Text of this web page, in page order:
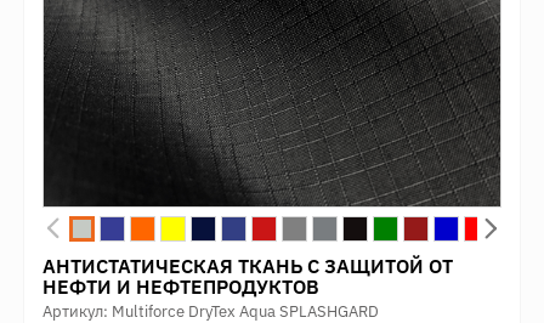
АНТИСТАТИЧЕСКАЯ ТКАНЬ С ЗАЩИТОЙ ОТ
НЕФТИ И НЕФТЕПРОДУКТОВ
Артикул: Multiforce DryTex Aqua SPLASHGARD